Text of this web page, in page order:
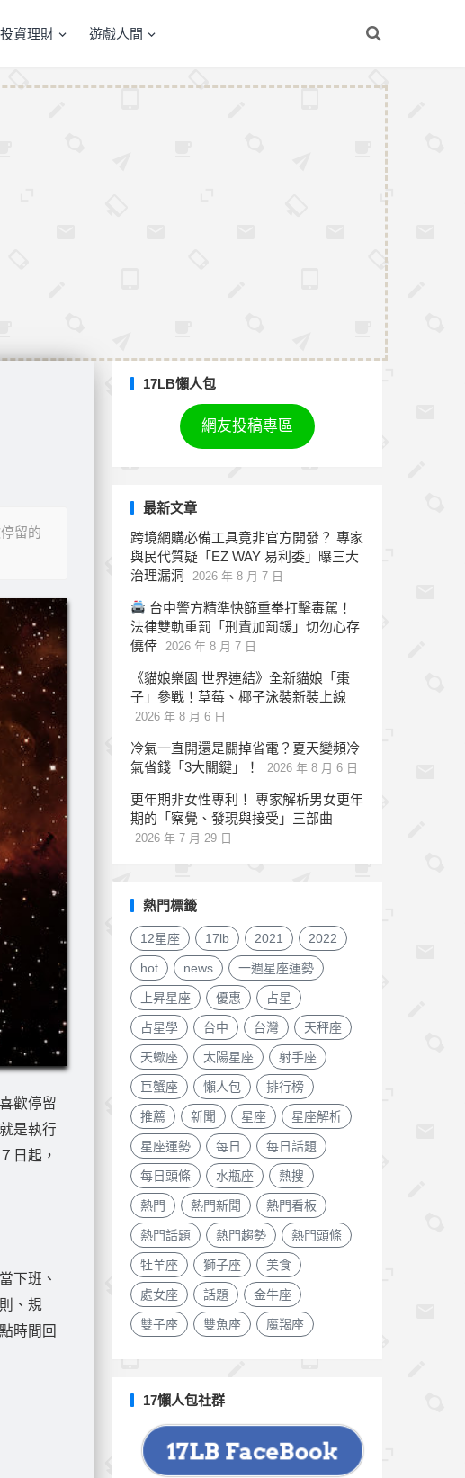
投資理財 遊戲人間
留的
歡停留
是執行
日起，
下班、
、規
時間回
17LB懶人包
網友投稿專區
最新文章
跨境網購必備工具竟非官方開發？ 專家
與民代質疑「EZ WAY 易利委」曝三大
治理漏洞
2026 年 8 月 7 日
台中警方精準快篩重拳打擊毒駕！
法律雙軌重罰「刑責加罰鍰」切勿心存
僥倖
2026 年 8 月 7 日
《貓娘樂園 世界連結》全新貓娘「棗
子」參戰！草莓、椰子泳裝新裝上線
2026 年 8 月 6 日
冷氣一直開還是關掉省電？夏天變頻冷
氣省錢「3大關鍵」！
2026 年 8 月 6 日
更年期非女性專利！ 專家解析男女更年
期的「察覺、發現與接受」三部曲
2026 年 7 月 29 日
熱門標籤
12星座 17lb 2021 2022
hot news 一週星座運勢
上昇星座 優惠 占星
占星學 台中 台灣 天秤座
天蠍座 太陽星座 射手座
巨蟹座 懶人包 排行榜
推薦 新聞 星座 星座解析
星座運勢 每日 每日話題
每日頭條 水瓶座 熱搜
熱門 熱門新聞 熱門看板
熱門話題 熱門趨勢 熱門頭條
牡羊座 獅子座 美食
處女座 話題 金牛座
雙子座 雙魚座 魔羯座
17懶人包社群